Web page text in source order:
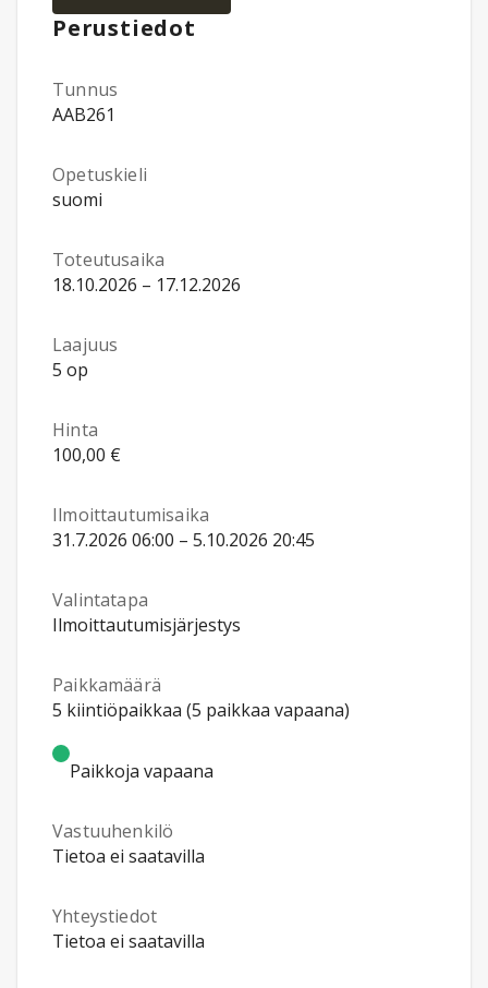
Perustiedot
Tunnus
AAB261
Opetuskieli
suomi
Toteutusaika
18.10.2026 – 17.12.2026
Laajuus
5 op
Hinta
100,00 €
Ilmoittautumisaika
31.7.2026 06:00 – 5.10.2026 20:45
Valintatapa
Ilmoittautumisjärjestys
Paikkamäärä
5 kiintiöpaikkaa (5 paikkaa vapaana)
Paikkoja vapaana
Vastuuhenkilö
Tietoa ei saatavilla
Yhteystiedot
Tietoa ei saatavilla